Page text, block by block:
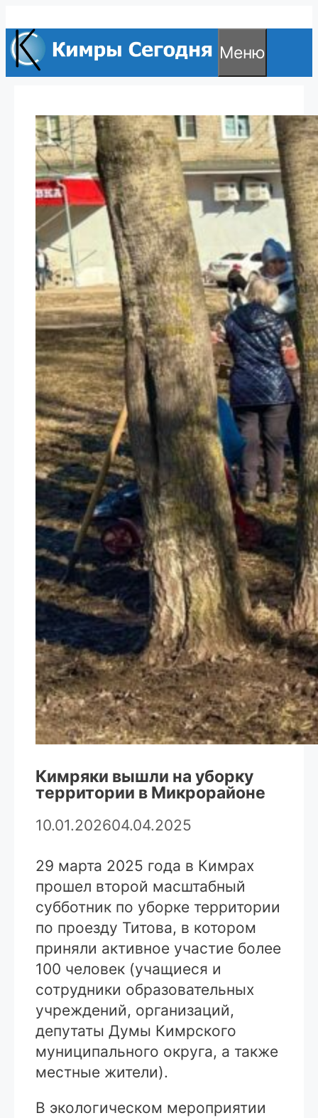
к
содержимому
Меню
Кимряки вышли на уборку
территории в Микрорайоне
10.01.202604.04.2025
29 марта 2025 года в Кимрах
прошел второй масштабный
субботник по уборке территории
по проезду Титова, в котором
приняли активное участие более
100 человек (учащиеся и
сотрудники образовательных
учреждений, организаций,
депутаты Думы Кимрского
муниципального округа, а также
местные жители).
В экологическом мероприятии